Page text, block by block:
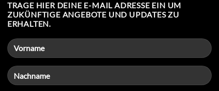
TRAGE HIER DEINE E-MAIL ADRESSE EIN UM
ZUKÜNFTIGE ANGEBOTE UND UPDATES ZU
ERHALTEN.